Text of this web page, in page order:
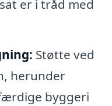
er i tråd med
Støtte ved
herunder
byggeri